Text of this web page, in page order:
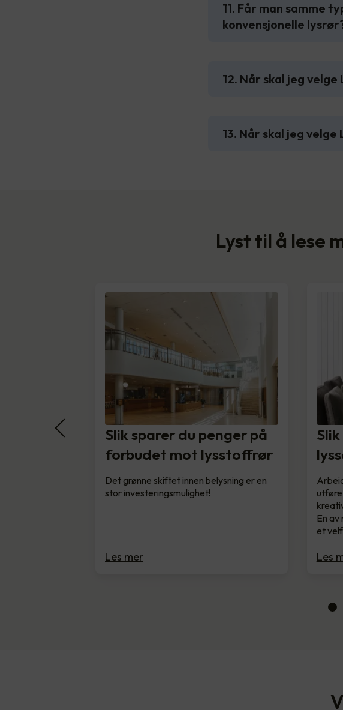
11. Får man samme
konvensjonelle
12. Når skal jeg
13. Når skal jeg
Lyst til å lese
Slik sparer du penger på
forbudet mot lysstoffrør
Det grønne skiftet innen belysning er en
stor investeringsmulighet!
Les mer
En
et
Les